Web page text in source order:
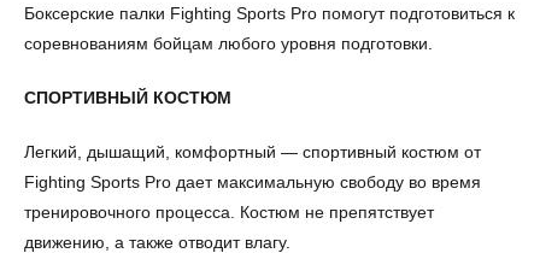
Боксерские палки Fighting Sports Pro помогут подготовиться к
соревнованиям бойцам любого уровня подготовки.
СПОРТИВНЫЙ КОСТЮМ
Легкий, дышащий, комфортный — спортивный костюм от
Fighting Sports Pro дает максимальную свободу во время
тренировочного процесса. Костюм не препятствует
движению, а также отводит влагу.